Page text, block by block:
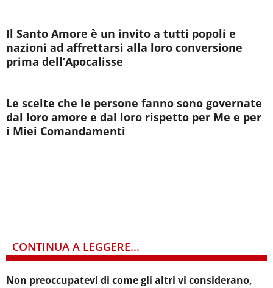
Il Santo Amore è un invito a tutti popoli e
nazioni ad affrettarsi alla loro conversione
prima dell’Apocalisse
Le scelte che le persone fanno sono governate
dal loro amore e dal loro rispetto per Me e per
i Miei Comandamenti
CONTINUA A LEGGERE...
Non preoccupatevi di come gli altri vi considerano,